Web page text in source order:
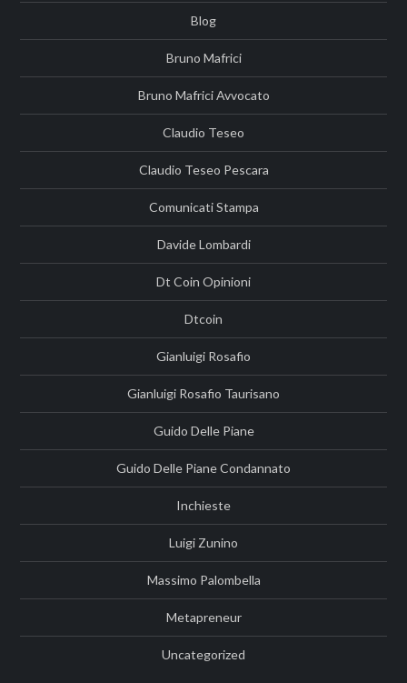
Blog
Bruno Mafrici
Bruno Mafrici Avvocato
Claudio Teseo
Claudio Teseo Pescara
Comunicati Stampa
Davide Lombardi
Dt Coin Opinioni
Dtcoin
Gianluigi Rosafio
Gianluigi Rosafio Taurisano
Guido Delle Piane
Guido Delle Piane Condannato
Inchieste
Luigi Zunino
Massimo Palombella
Metapreneur
Uncategorized